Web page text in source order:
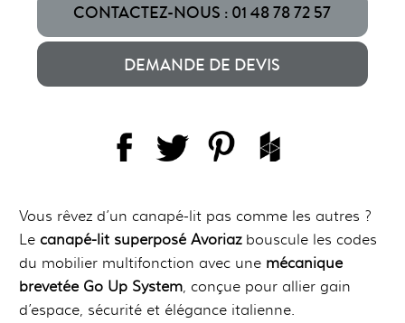
CONTACTEZ-NOUS : 01 48 78 72 57
DEMANDE DE DEVIS
Vous rêvez d’un canapé-lit pas comme les autres ?
Le canapé-lit superposé Avoriazbouscule les codes
du mobilier multifonction avec une mécanique
brevetée Go Up System, conçue pour allier gain
d’espace, sécurité et élégance italienne.